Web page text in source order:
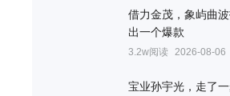
借力金茂，象屿曲
出一个爆款
3.2w阅读 2026-08-06
宝业孙宇光，走了